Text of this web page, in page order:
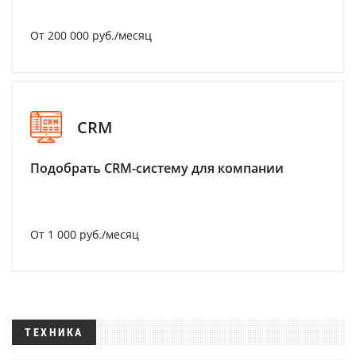
От 200 000 руб./месяц
CRM
Подобрать CRM-систему для компании
От 1 000 руб./месяц
ТЕХНИКА